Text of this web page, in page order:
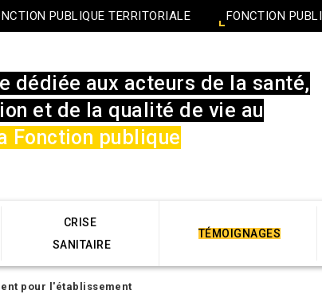
PUBLIQUE TERRITORIALE FONCTION
dédiée aux acteurs de la santé,
et de la qualité de vie au
Fonction publique
CRISE
SANITAIRE
TÉMOIGNAGES
pour l'établissement